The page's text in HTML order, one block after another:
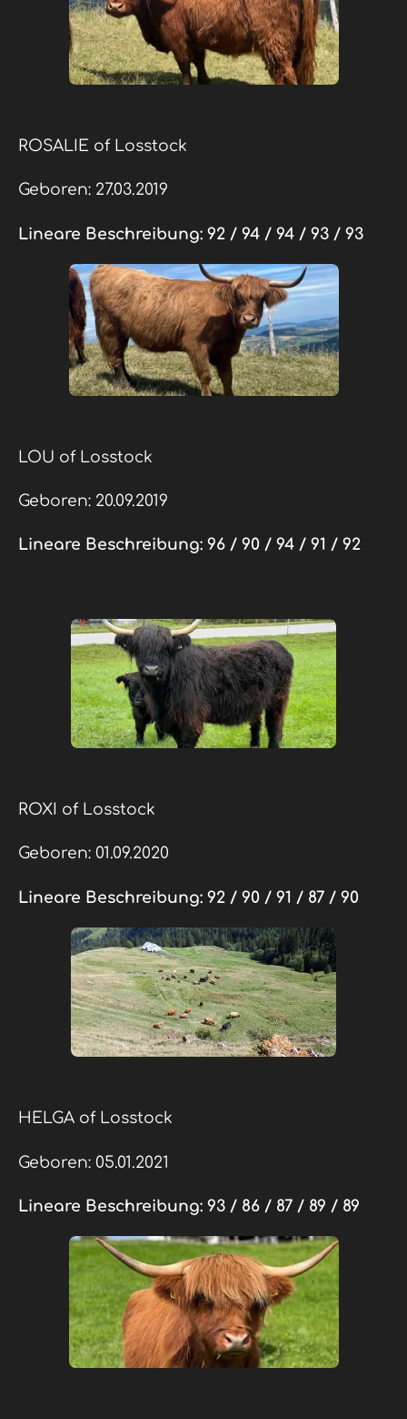
ROSALIE of Losstock
Geboren: 27.03.2019
Lineare Beschreibung: 92 / 94 / 94 / 93 / 93
LOU of Losstock
Geboren: 20.09.2019
Lineare Beschreibung: 96 / 90 / 94 / 91 / 92
ROXI of Losstock
Geboren: 01.09.2020
Lineare Beschreibung: 92 / 90 / 91 / 87 / 90
HELGA of Losstock
Geboren: 05.01.2021
Lineare Beschreibung: 93 / 86 / 87 / 89 / 89